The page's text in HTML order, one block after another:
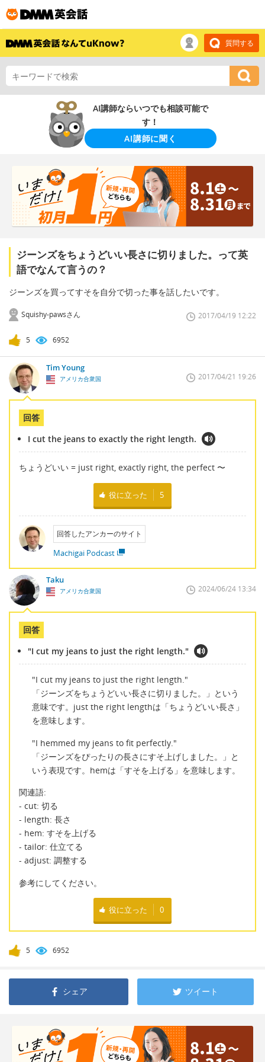
質問する
AI講師ならいつでも相談可能で
す！
AI講師に聞く
ジーンズをちょうどいい長さに切りました。って英
語でなんて言うの？
ジーンズを買ってすそを自分で切った事を話したいです。
Squishy-pawsさん 2017/04/19 12:22
5 6952
Tim Young
アメリカ合衆国 2017/04/21 19:26
回答
I cut the jeans to exactly the right length.
ちょうどいい = just right, exactly right, the perfect 〜
役に立った 5
回答したアンカーのサイト
Machigai Podcast
Taku
アメリカ合衆国 2024/06/24 13:34
回答
"I cut my jeans to just the right length."
"I cut my jeans to just the right length."
「ジーンズをちょうどいい長さに切りました。」という
意味です。just the right lengthは「ちょうどいい長さ」
を意味します。
"I hemmed my jeans to fit perfectly."
「ジーンズをぴったりの長さにすそ上げしました。」と
いう表現です。hemは「すそを上げる」を意味します。
関連語:
- cut: 切る
- length: 長さ
- hem: すそを上げる
- tailor: 仕立てる
- adjust: 調整する
参考にしてください。
役に立った 0
5 6952
シェア ツイート